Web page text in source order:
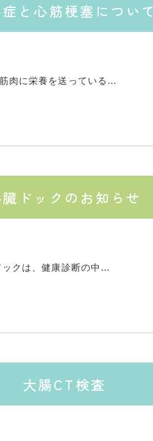
と心筋梗塞について
肉に栄養を送っている…
ドックのお知らせ
ックは、健康診断の中…
大腸CT検査